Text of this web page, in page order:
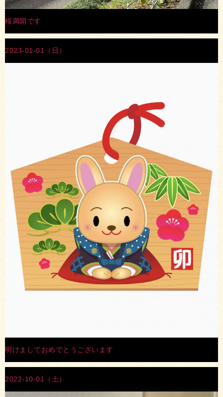
桜満開です
2023-01-01（日）
明けましておめでとうございます
2022-10-01（土）